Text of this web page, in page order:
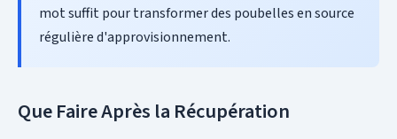
mot suffit pour transformer des poubelles en source
régulière d'approvisionnement.
Que Faire Après la Récupération